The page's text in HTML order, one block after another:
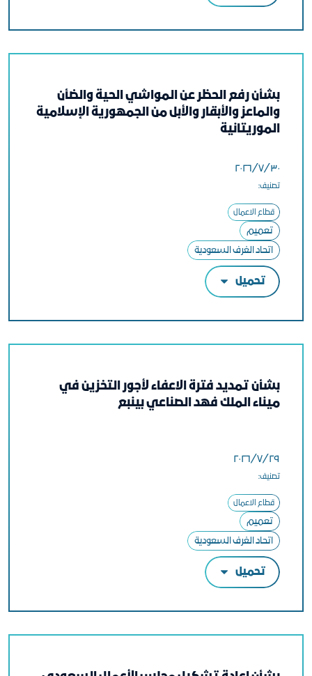
بشأن رفع الحظر عن المواشي الحية والضأن
والماعز والأبقار والأبل من الجمهورية الإسلامية
الموريتانية
٣٠‏/٧‏/٢٠٢٦
تصنيف:
قطاع الاعمال
تعميم
اتحاد الغرف السعودية
تحميل
بشأن تمديد فترة الاعفاء لأجور التخزين في
ميناء الملك فهد الصناعي بينبع
٢٩‏/٧‏/٢٠٢٦
تصنيف:
قطاع الاعمال
تعميم
اتحاد الغرف السعودية
تحميل